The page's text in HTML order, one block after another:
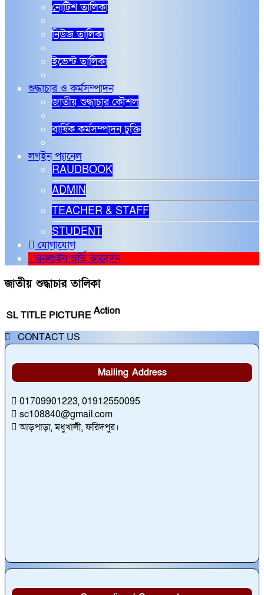
নোটিশ তালিকা
নিউজ তালিকা
ইভেন্ট তালিকা
শুদ্ধাচার ও কর্মসম্পাদন
জাতীয় শুদ্ধাচার কৌশল
বার্ষিক কর্মসম্পাদন চুক্তি
লগইন প্যানেল
RAUDBOOK
ADMIN
TEACHER & STAFF
STUDENT
যোগাযোগ
অনলাইন ভর্তি আবেদন
জাতীয় শুদ্ধাচার তালিকা
SLTITLE PICTUREAction
CONTACT US
Mailing Address
01709901223, 01912550095
sc108840@gmail.com
আড়পাড়া, মধুখালী, ফরিদপুর।